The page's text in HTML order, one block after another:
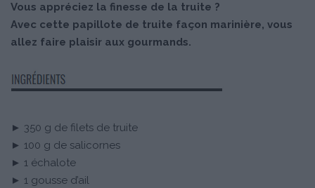
Vous appréciez la finesse de la truite ?
Avec cette papillote de truite façon marinière, vous
allez faire plaisir aux gourmands.
► 350 g de filets de truite
► 100 g de salicornes
► 1 échalote
► 1 gousse d’ail